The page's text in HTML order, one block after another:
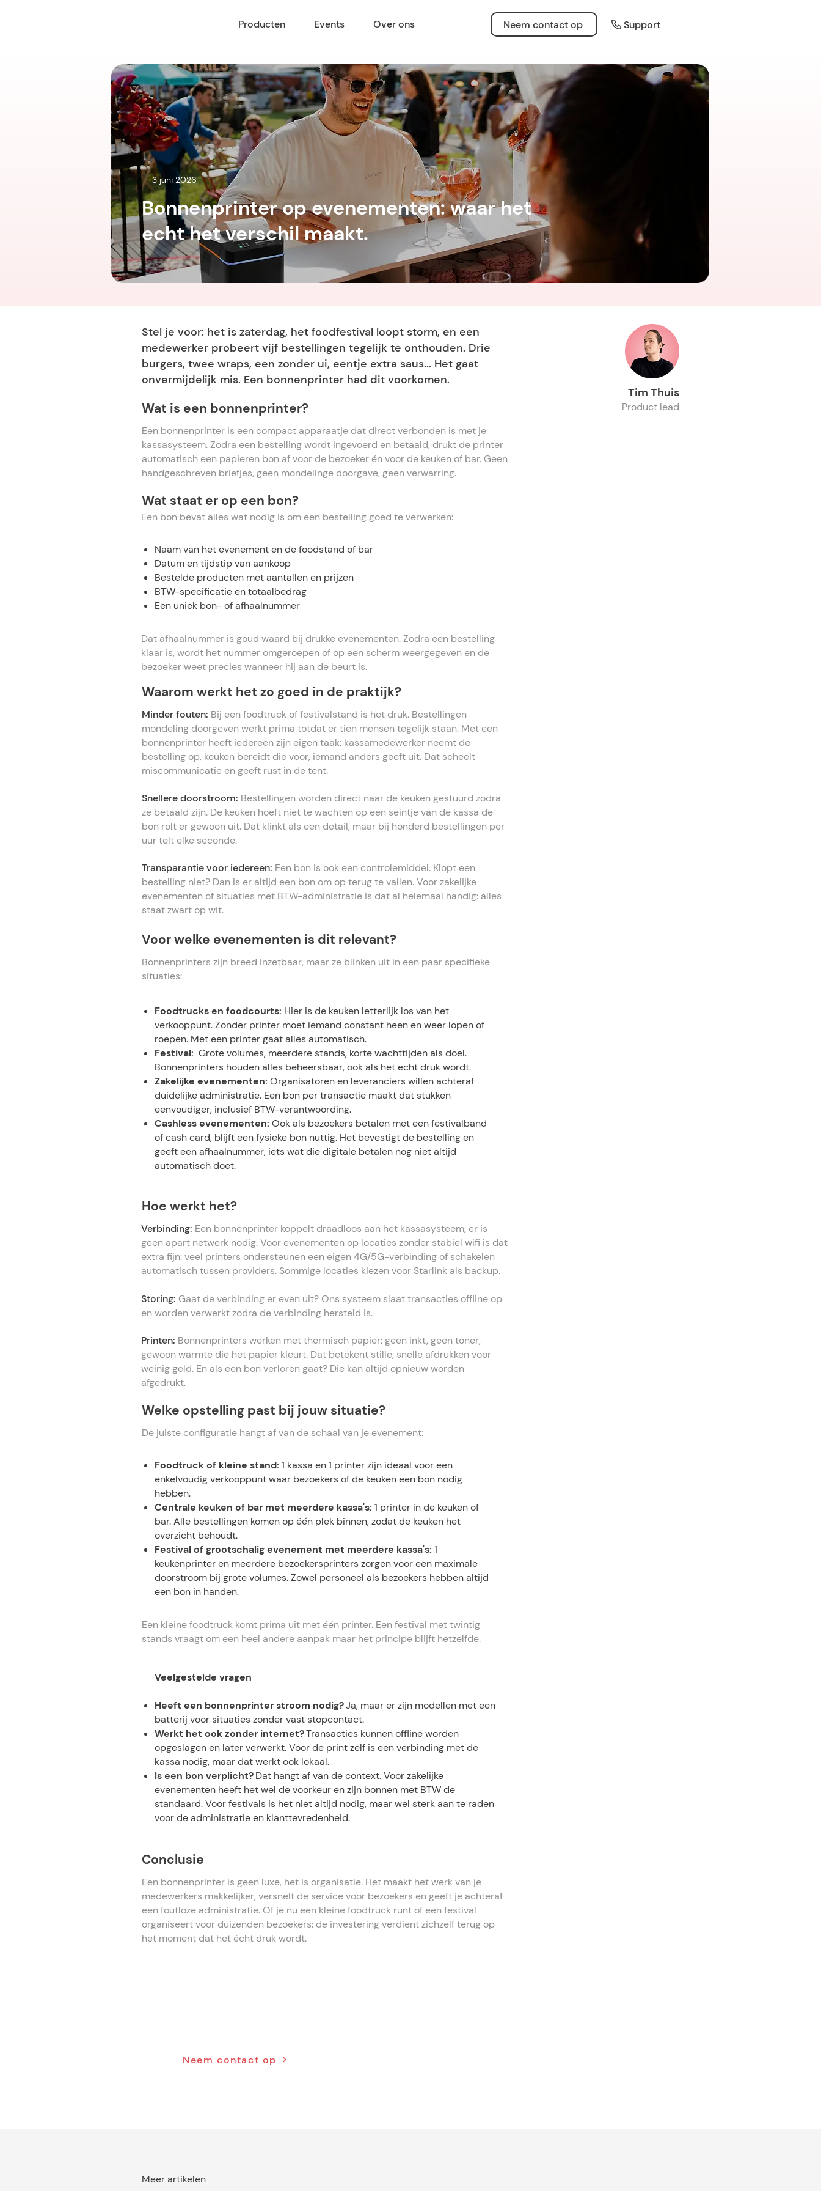
Producten Events Over ons Neem contact op Support
3 juni 2026
Bonnenprinter op evenementen: waar het
echt het verschil maakt.
Stel je voor: het is zaterdag, het foodfestival loopt storm, en een
medewerker probeert vijf bestellingen tegelijk te onthouden. Drie
burgers, twee wraps, een zonder ui, eentje extra saus... Het gaat
onvermijdelijk mis. Een bonnenprinter had dit voorkomen.
Wat is een bonnenprinter?
Tim Thuis
Product lead
Een bonnenprinter is een compact apparaatje dat direct verbonden is met je
kassasysteem. Zodra een bestelling wordt ingevoerd en betaald, drukt de printer
automatisch een papieren bon af voor de bezoeker én voor de keuken of bar. Geen
handgeschreven briefjes, geen mondelinge doorgave, geen verwarring.
Wat staat er op een bon?
Een bon bevat alles wat nodig is om een bestelling goed te verwerken:
Naam van het evenement en de foodstand of bar
Datum en tijdstip van aankoop
Bestelde producten met aantallen en prijzen
BTW-specificatie en totaalbedrag
Een uniek bon- of afhaalnummer
​​Dat afhaalnummer is goud waard bij drukke evenementen. Zodra een bestelling
klaar is, wordt het nummer omgeroepen of op een scherm weergegeven en de
bezoeker weet precies wanneer hij aan de beurt is.
Waarom werkt het zo goed in de praktijk?
Minder fouten: Bij een foodtruck of festivalstand is het druk. Bestellingen
mondeling doorgeven werkt prima totdat er tien mensen tegelijk staan. Met een
bonnenprinter heeft iedereen zijn eigen taak: kassamedewerker neemt de
bestelling op, keuken bereidt die voor, iemand anders geeft uit. Dat scheelt
miscommunicatie en geeft rust in de tent.
Snellere doorstroom: Bestellingen worden direct naar de keuken gestuurd zodra
ze betaald zijn. De keuken hoeft niet te wachten op een seintje van de kassa de
bon rolt er gewoon uit. Dat klinkt als een detail, maar bij honderd bestellingen per
uur telt elke seconde.
Transparantie voor iedereen: Een bon is ook een controlemiddel. Klopt een
bestelling niet? Dan is er altijd een bon om op terug te vallen. Voor zakelijke
evenementen of situaties met BTW-administratie is dat al helemaal handig: alles
staat zwart op wit.
Voor welke evenementen is dit relevant?
Bonnenprinters zijn breed inzetbaar, maar ze blinken uit in een paar specifieke
situaties:
Foodtrucks en foodcourts: Hier is de keuken letterlijk los van het
verkooppunt. Zonder printer moet iemand constant heen en weer lopen of
roepen. Met een printer gaat alles automatisch.
Festival: Grote volumes, meerdere stands, korte wachttijden als doel.
Bonnenprinters houden alles beheersbaar, ook als het echt druk wordt.
Zakelijke evenementen: Organisatoren en leveranciers willen achteraf
duidelijke administratie. Een bon per transactie maakt dat stukken
eenvoudiger, inclusief BTW-verantwoording.
Cashless evenementen: Ook als bezoekers betalen met een festivalband
of cash card, blijft een fysieke bon nuttig. Het bevestigt de bestelling en
geeft een afhaalnummer, iets wat die digitale betalen nog niet altijd
automatisch doet.
Hoe werkt het?
Verbinding: Een bonnenprinter koppelt draadloos aan het kassasysteem, er is
geen apart netwerk nodig. Voor evenementen op locaties zonder stabiel wifi is dat
extra fijn: veel printers ondersteunen een eigen 4G/5G-verbinding of schakelen
automatisch tussen providers. Sommige locaties kiezen voor Starlink als backup.
Storing: Gaat de verbinding er even uit? Ons systeem slaat transacties offline op
en worden verwerkt zodra de verbinding hersteld is.
Printen: Bonnenprinters werken met thermisch papier: geen inkt, geen toner,
gewoon warmte die het papier kleurt. Dat betekent stille, snelle afdrukken voor
weinig geld. En als een bon verloren gaat? Die kan altijd opnieuw worden
afgedrukt.
Welke opstelling past bij jouw situatie?
De juiste configuratie hangt af van de schaal van je evenement:
Foodtruck of kleine stand: 1 kassa en 1 printer zijn ideaal voor een
enkelvoudig verkooppunt waar bezoekers of de keuken een bon nodig
hebben.
Centrale keuken of bar met meerdere kassa's: 1 printer in de keuken of
bar. Alle bestellingen komen op één plek binnen, zodat de keuken het
overzicht behoudt.
Festival of grootschalig evenement met meerdere kassa's: 1
keukenprinter en meerdere bezoekersprinters zorgen voor een maximale
doorstroom bij grote volumes. Zowel personeel als bezoekers hebben altijd
een bon in handen.
Een kleine foodtruck komt prima uit met één printer. Een festival met twintig
stands vraagt om een heel andere aanpak maar het principe blijft hetzelfde.
Veelgestelde vragen
Heeft een bonnenprinter stroom nodig?Ja, maar er zijn modellen met een
batterij voor situaties zonder vast stopcontact.
Werkt het ook zonder internet?Transacties kunnen offline worden
opgeslagen en later verwerkt. Voor de print zelf is een verbinding met de
kassa nodig, maar dat werkt ook lokaal.
Is een bon verplicht?Dat hangt af van de context. Voor zakelijke
evenementen heeft het wel de voorkeur en zijn bonnen met BTW de
standaard. Voor festivals is het niet altijd nodig, maar wel sterk aan te raden
voor de administratie en klanttevredenheid.
Conclusie
Een bonnenprinter is geen luxe, het is organisatie. Het maakt het werk van je
medewerkers makkelijker, versnelt de service voor bezoekers en geeft je achteraf
een foutloze administratie. Of je nu een kleine foodtruck runt of een festival
organiseert voor duizenden bezoekers: de investering verdient zichzelf terug op
het moment dat het écht druk wordt.
Neem contact op
Meer artikelen